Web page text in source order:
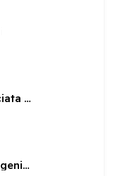
Lapide in controfacciata in San Sabino
Stemmi della sala Eugenio IV